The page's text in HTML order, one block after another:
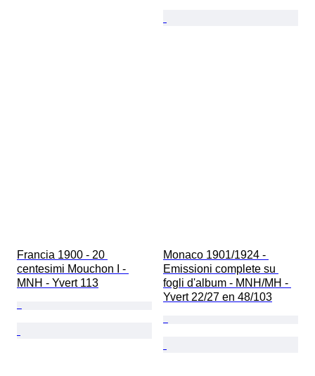
Francia 1900 - 20
centesimi Mouchon I -
MNH - Yvert 113
Monaco 1901/1924 -
Emissioni complete su
fogli d'album - MNH/MH -
Yvert 22/27 en 48/103